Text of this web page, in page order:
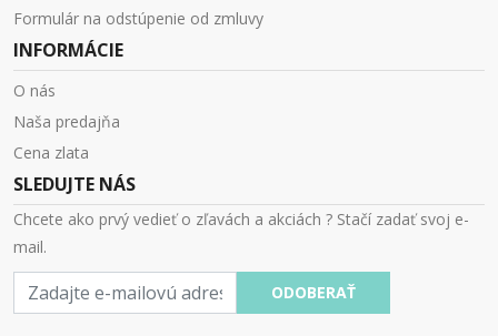
Formulár na odstúpenie od zmluvy
INFORMÁCIE
O nás
Naša predajňa
Cena zlata
SLEDUJTE NÁS
Chcete ako prvý vedieť o zľavách a akciách ? Stačí zadať svoj e-
mail.
mail
ODOBERAŤ